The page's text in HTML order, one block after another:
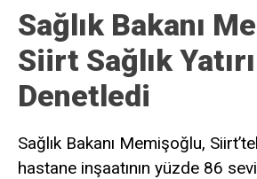
Sağlık Bakanı
Siirt Sağlık
Denetledi
Sağlık Bakanı Memişoğlu,
hastane inşaatının yüzde 86